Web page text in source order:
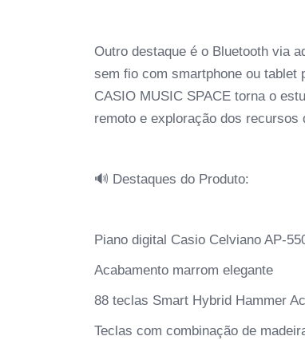
Outro destaque é o Bluetooth via
sem fio com smartphone ou tablet
CASIO MUSIC SPACE torna o
remoto e exploração dos recursos
🔊 Destaques do Produto:
Piano digital Casio Celviano AP-
Acabamento marrom elegante
88 teclas Smart Hybrid Hammer
Teclas com combinação de